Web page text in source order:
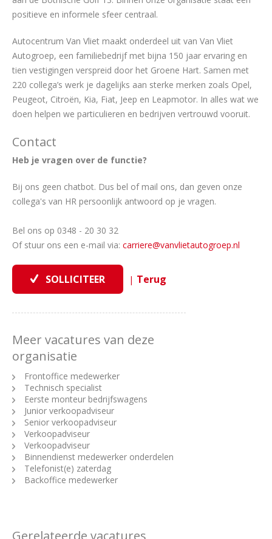
positieve en informele sfeer centraal.
Autocentrum Van Vliet maakt onderdeel uit van Van Vliet
Autogroep, een familiebedrijf met bijna 150 jaar ervaring en
tien vestigingen verspreid door het Groene Hart. Samen met
220 collega’s werk je dagelijks aan sterke merken zoals Opel,
Peugeot, Citroën, Kia, Fiat, Jeep en Leapmotor. In alles wat we
doen helpen we particulieren en bedrijven vertrouwd vooruit.
Contact
Heb je vragen over de functie?
Bij ons geen chatbot. Dus bel of mail ons, dan geven onze
collega's van HR persoonlijk antwoord op je vragen.
Bel ons op 0348 - 20 30 32
Of stuur ons een e-mail via: carriere@vanvlietautogroep.nl
|
Meer vacatures van deze
organisatie
Frontoffice medewerker
Technisch specialist
Eerste monteur bedrijfswagens
Junior verkoopadviseur
Senior verkoopadviseur
Verkoopadviseur
Verkoopadviseur
Binnendienst medewerker onderdelen
Telefonist(e) zaterdag
Backoffice medewerker
Gerelateerde vacatures